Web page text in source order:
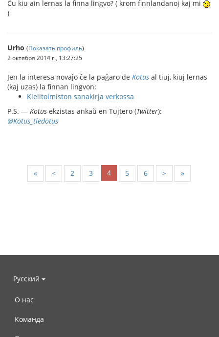
Ĉu kiu ain lernas la finna lingvo? ( krom finnlandanoj kaj mi
)
Urho (Показать профиль)
2 октября 2014 г., 13:27:25
Jen la interesa novaĵo ĉe la paĝaro de Kotus al tiuj, kiuj lernas
(kaj uzas) la finnan lingvon:
Kielitoimiston sanakirja verkossa
P.S. — Kotus ekzistas ankaŭ en Tujtero (Twitter):
@Kotus_tiedotus
« < 2 3 4 5 6 > »
Русский
О нас
Команда